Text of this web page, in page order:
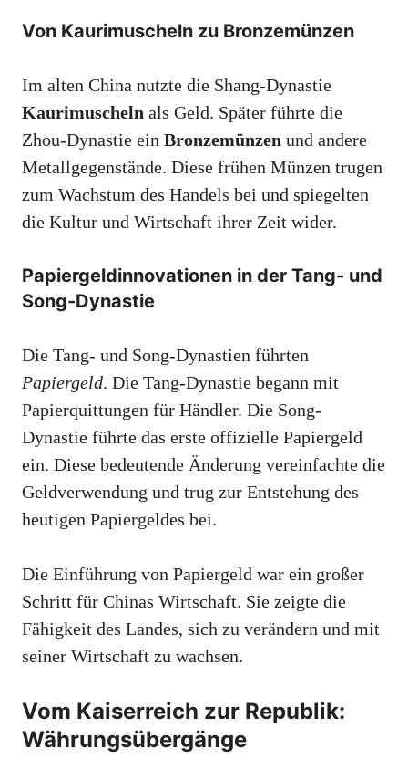
Von Kaurimuscheln zu Bronzemünzen
Im alten China nutzte die Shang-Dynastie
Kaurimuscheln als Geld. Später führte die
Zhou-Dynastie ein Bronzemünzen und andere
Metallgegenstände. Diese frühen Münzen trugen
zum Wachstum des Handels bei und spiegelten
die Kultur und Wirtschaft ihrer Zeit wider.
Papiergeldinnovationen in der Tang- und
Song-Dynastie
Die Tang- und Song-Dynastien führten
Papiergeld. Die Tang-Dynastie begann mit
Papierquittungen für Händler. Die Song-
Dynastie führte das erste offizielle Papiergeld
ein. Diese bedeutende Änderung vereinfachte die
Geldverwendung und trug zur Entstehung des
heutigen Papiergeldes bei.
Die Einführung von Papiergeld war ein großer
Schritt für Chinas Wirtschaft. Sie zeigte die
Fähigkeit des Landes, sich zu verändern und mit
seiner Wirtschaft zu wachsen.
Vom Kaiserreich zur Republik:
Währungsübergänge